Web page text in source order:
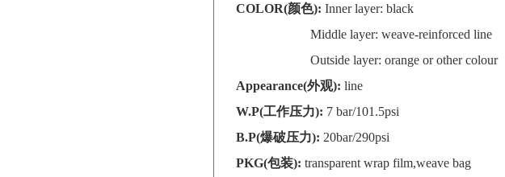
COLOR(颜色):Inner layer: black
Middle layer: weave-reinforced line
Outside layer: orange or other colour
Appearance(外观): line
W.P(工作压力): 7 bar/101.5psi
B.P(爆破压力): 20bar/290psi
PKG(包装):transparent wrap film,weave bag